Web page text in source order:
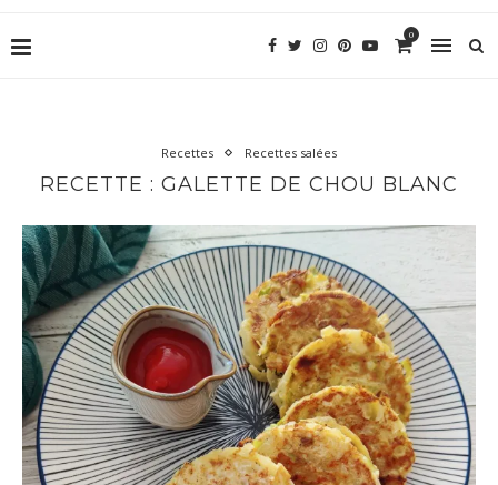
0
Recettes Recettes salées
RECETTE : GALETTE DE CHOU BLANC